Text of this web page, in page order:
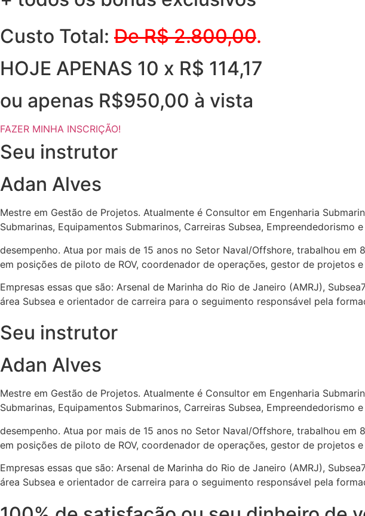
Custo Total: De R$ 2.800,00.
HOJE APENAS 10 x R$ 114,17
ou apenas R$950,00 à vista
FAZER MINHA INSCRIÇÃO!
Seu instrutor
Adan Alves
Mestre em Gestão de Projetos. Atualmente é Consultor em Engenharia
Submarinas, Equipamentos Submarinos, Carreiras Subsea, Empreendedorismo
desempenho. Atua por mais de 15 anos no Setor Naval/Offshore, trabalhou
em posições de piloto de ROV, coordenador de operações, gestor de projetos
Empresas essas que são: Arsenal de Marinha do Rio de Janeiro (AMRJ),
área Subsea e orientador de carreira para o seguimento responsável pela
Seu instrutor
Adan Alves
Mestre em Gestão de Projetos. Atualmente é Consultor em Engenharia
Submarinas, Equipamentos Submarinos, Carreiras Subsea, Empreendedorismo
desempenho. Atua por mais de 15 anos no Setor Naval/Offshore, trabalhou
em posições de piloto de ROV, coordenador de operações, gestor de projetos
Empresas essas que são: Arsenal de Marinha do Rio de Janeiro (AMRJ),
área Subsea e orientador de carreira para o seguimento responsável pela